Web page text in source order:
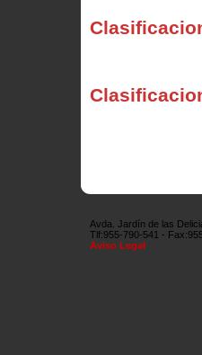
Avda. Jardín de las
Tlf:955-790-541 -
Aviso Legal